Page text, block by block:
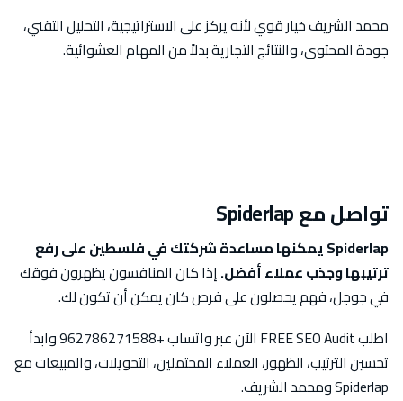
محمد الشريف خيار قوي لأنه يركز على الاستراتيجية، التحليل التقني،
جودة المحتوى، والنتائج التجارية بدلاً من المهام العشوائية.
تواصل مع Spiderlap
Spiderlap يمكنها مساعدة شركتك في فلسطين على رفع
ترتيبها وجذب عملاء أفضل.إذا كان المنافسون يظهرون فوقك
في جوجل، فهم يحصلون على فرص كان يمكن أن تكون لك.
اطلب FREE SEO Audit الآن عبر واتساب +962786271588 وابدأ
تحسين الترتيب، الظهور، العملاء المحتملين، التحويلات، والمبيعات مع
Spiderlap ومحمد الشريف.